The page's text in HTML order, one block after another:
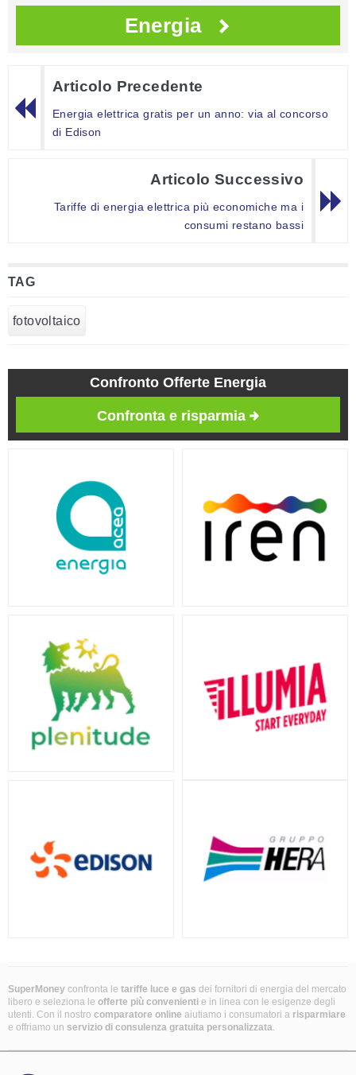
Energia
Articolo Precedente
Energia elettrica gratis per un anno: via al concorso
di Edison
Articolo Successivo
Tariffe di energia elettrica più economiche ma i
consumi restano bassi
TAG
fotovoltaico
Confronto Offerte Energia
Confronta e risparmia
SuperMoney confronta le tariffe luce e gas dei fornitori di energia del mercato
libero e seleziona le offerte più convenienti e in linea con le esigenze degli
utenti. Con il nostro comparatore online aiutiamo i consumatori a risparmiare
e offriamo un servizio di consulenza gratuita personalizzata.